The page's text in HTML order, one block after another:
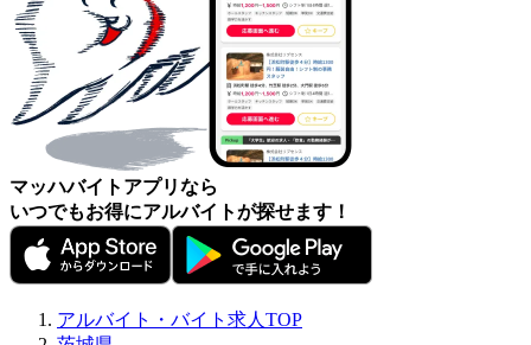
マッハバイトアプリなら
いつでもお得にアルバイトが探せます！
アルバイト・バイト求人TOP